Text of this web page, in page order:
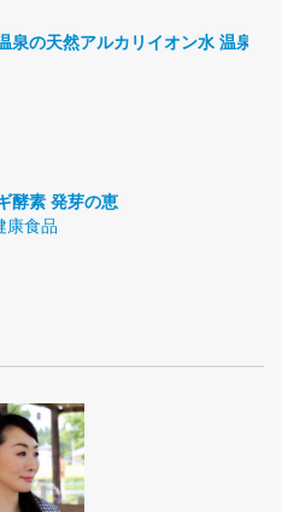
泉の天然アルカリイオン水 温泉水
酵素 発芽の恵
康食品